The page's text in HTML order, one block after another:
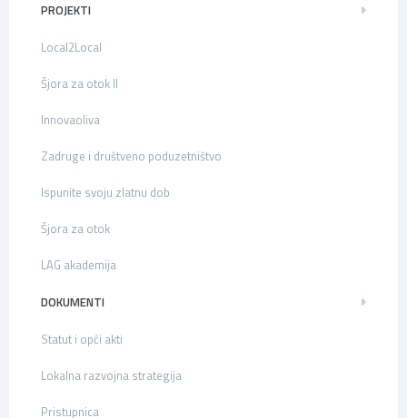
PROJEKTI
Local2Local
Šjora za otok II
Innovaoliva
Zadruge i društveno poduzetništvo
Ispunite svoju zlatnu dob
Šjora za otok
LAG akademija
DOKUMENTI
Statut i opći akti
Lokalna razvojna strategija
Pristupnica